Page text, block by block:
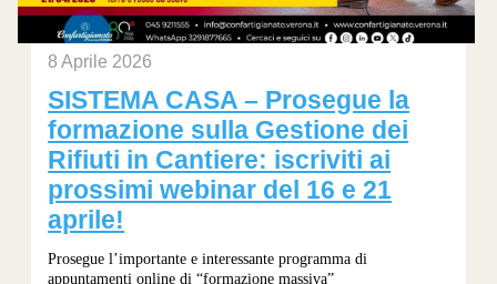
8 Aprile 2026
SISTEMA CASA – Prosegue la
formazione sulla Gestione dei
Rifiuti in Cantiere: iscriviti ai
prossimi webinar del 16 e 21
aprile!
Prosegue l’importante e interessante programma di
appuntamenti online di “formazione massiva”